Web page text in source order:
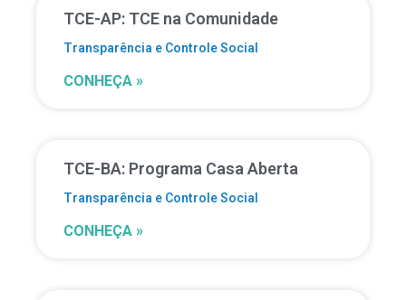
TCE-AP: TCE na Comunidade
Transparência e Controle Social
CONHEÇA »
TCE-BA: Programa Casa Aberta
Transparência e Controle Social
CONHEÇA »